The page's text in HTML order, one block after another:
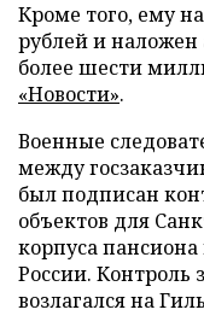
Кроме того, ему
рублей и
более шести
«Новости».
Военные
между
был подписан
объектов для
корпуса
России. Контроль
возлагался на